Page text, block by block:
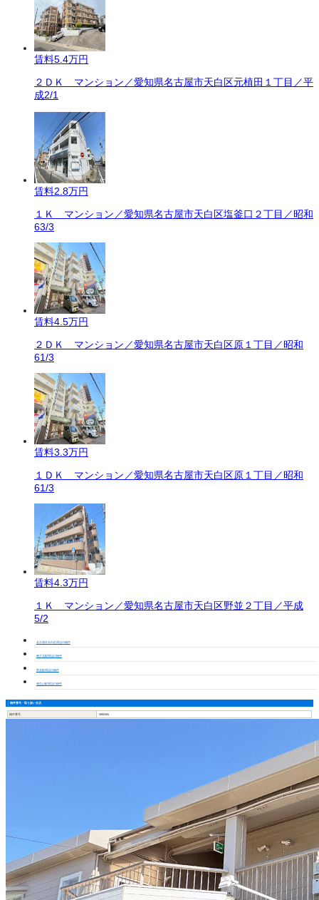
賃料5.4万円
２ＤＫ マンション／愛知県名古屋市天白区元植田１丁目／平
成2/1
賃料2.8万円
１Ｋ マンション／愛知県名古屋市天白区塩釜口２丁目／昭和
63/3
賃料4.5万円
２ＤＫ マンション／愛知県名古屋市天白区原１丁目／昭和
61/3
賃料3.3万円
１ＤＫ マンション／愛知県名古屋市天白区原１丁目／昭和
61/3
賃料4.3万円
１Ｋ マンション／愛知県名古屋市天白区野並２丁目／平成
5/2
名古屋市天白区周辺の物件
鳴子北駅周辺の物件
野並駅周辺の物件
相生山駅周辺の物件
物件番号・取り扱い支店
物件番号 0900265